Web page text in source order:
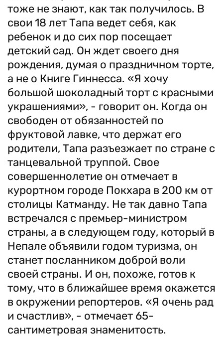
тоже не знают, как так получилось. В
свои 18 лет Тапа ведет себя, как
ребенок и до сих пор посещает
детский сад. Он ждет своего дня
рождения, думая о праздничном торте,
а не о Книге Гиннесса. «Я хочу
большой шоколадный торт с красными
украшениями», - говорит он. Когда он
свободен от обязанностей по
фруктовой лавке, что держат его
родители, Тапа разъезжает по стране с
танцевальной труппой. Свое
совершеннолетие он отмечает в
курортном городе Покхара в 200 км от
столицы Катманду. Не так давно Тапа
встречался с премьер-министром
страны, а в следующем году, который в
Непале объявили годом туризма, он
станет посланником доброй воли
своей страны. И он, похоже, готов к
тому, что в ближайшее время окажется
в окружении репортеров. «Я очень рад
и счастлив», - отмечает 65-
сантиметровая знаменитость.